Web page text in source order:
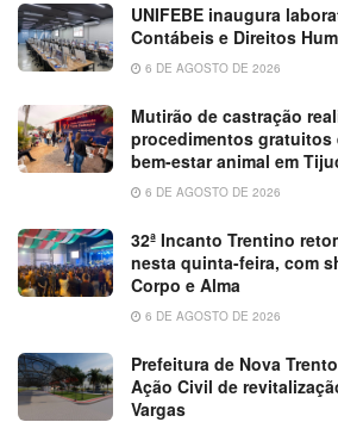
UNIFEBE inaugura
Contábeis e Direitos
6 DE AGOSTO DE 2026
Mutirão de castração
procedimentos gratuitos
bem-estar animal em
6 DE AGOSTO DE 2026
32ª Incanto Trentino
nesta quinta-feira, com
Corpo e Alma
6 DE AGOSTO DE 2026
Prefeitura de Nova
Ação Civil de
Vargas